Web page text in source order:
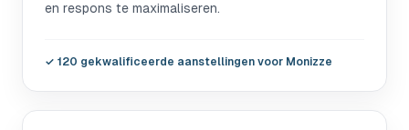
en respons te maximaliseren.
✓ 120 gekwalificeerde aanstellingen voor Monizze